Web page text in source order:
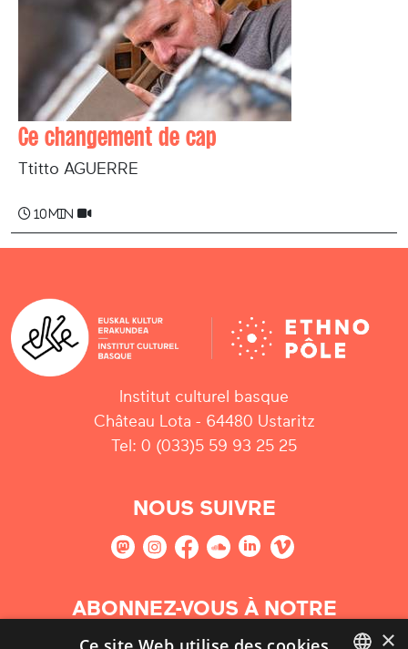
Ce changement de cap
Ttitto AGUERRE
10 min
Institut culturel basque
Château Lota - 64480 Ustaritz
Tel: 0 (033)5 59 93 25 25
NOUS SUIVRE
ABONNEZ-VOUS À NOTRE
NEWSLETTER
×